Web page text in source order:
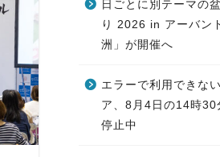
日ごとに別テーマの
り 2026 in アーバン
洲」が開催へ
エラーで利用できな
ア、8月4日の14時30
停止中